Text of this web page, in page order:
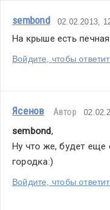
sembond 02.02.2013,
На крыше есть
Войдите, чтобы
Ясенов Автор
sembond,
Ну что же, будет еще
городка:)
Войдите, чтобы